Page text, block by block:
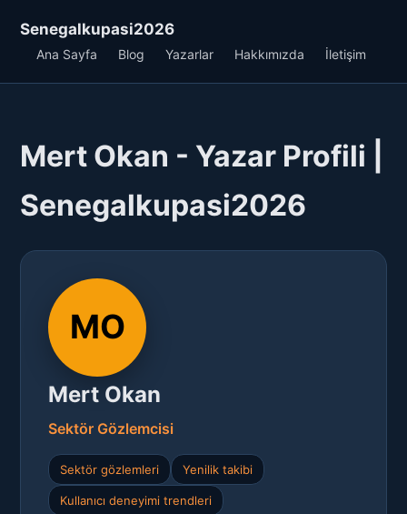
Senegalkupasi2026
Ana Sayfa Blog Yazarlar Hakkımızda İletişim
Mert Okan - Yazar Profili |
Senegalkupasi2026
MO
Mert Okan
Sektör Gözlemcisi
Sektör gözlemleri Yenilik takibi
Kullanıcı deneyimi trendleri